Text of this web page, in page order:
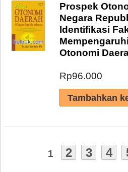
Prospek
Negara
Identifikasi
Otonomi
Rp96.000
1 2 3 4